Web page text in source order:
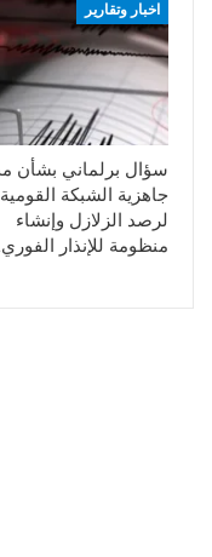
اخبار وتقارير
سؤال برلماني بشأن
جاهزية الشبكة القومية
لرصد الزلازل وإنشاء
منظومة للإنذار